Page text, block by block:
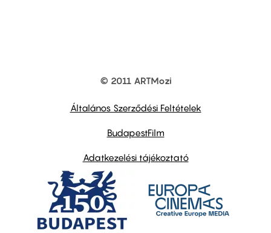
© 2011 ARTMozi
Általános Szerződési Feltételek
BudapestFilm
Adatkezelési tájékoztató